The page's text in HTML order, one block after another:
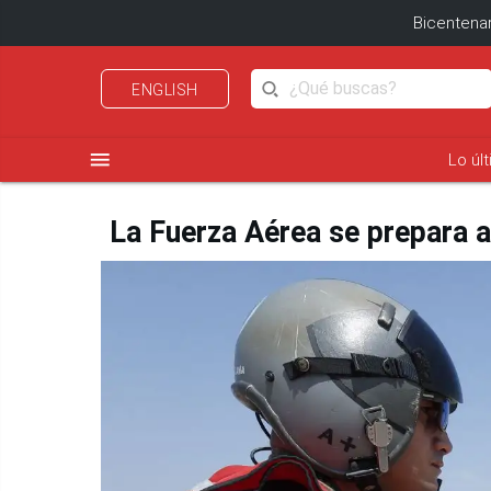
ENGLISH
menu Lo
La Fuerza Aérea se